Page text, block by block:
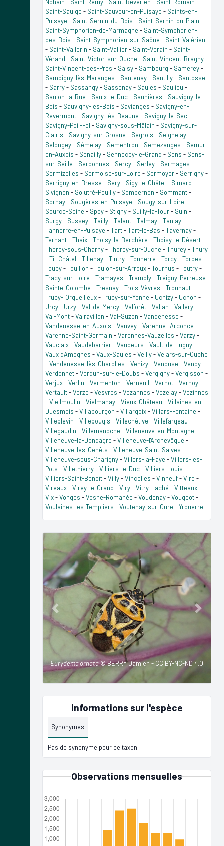
Saint-Saulge - Saint-Sauveur-en-Puisaye - Saints-en-
Puisaye - Saint-Sernin-du-Bois - Saint-Sernin-du-Plain -
Saint-Symphorien-de-Marmagne - Saint-Symphorien-
des-Bois - Saint-Symphorien-sur-Saône - Saint-Valérien
- Saint-Vallerin - Saint-Vallier- Saint-Vérain - Saint-
Vérand - Saint-Victor-sur-Ouche - Saint-Vincent-Bragny-
Saint-Vincent-des-Prés - Saisy- Sambourg - Samerey-
Sampigny-lès-Maranges - Santenay- Santilly- Santosse
- Sarry- Sassangy- Sassenay- Saules - Saulieu -
Saulon-la-Rue - Saulx-le-Duc - Saunières - Sauvigny-le-
Bois - Sauvigny-les-Bois - Savianges - Savigny-en-
Revermont- Savigny-lès-Beaune - Savigny-le-Sec -
Savigny-Poil-Fol - Savigny-sous-Mâlain - Savigny-sur-
Clairis - Savigny-sur-Grosne - Segrois - Seignelay-
Selongey- Sémelay- Sementron - Semezanges - Semur-
en-Auxois - Senailly- Sennecey-le-Grand - Sens - Sens-
sur-Seille - Serbonnes - Sercy- Serley- Sermages -
Sermizelles - Sermoise-sur-Loire - Sermoyer- Serrigny-
Serrigny-en-Bresse - Sery- Sigy-le-Châtel - Simard -
Sivignon - Solutré-Pouilly- Sombernon - Sommant-
Sornay- Sougères-en-Puisaye - Sougy-sur-Loire -
Source-Seine - Spoy- Stigny- Suilly-la-Tour- Suin -
Surgy- Sussey-Tailly-Talant-Talmay-Tanlay-
Tannerre-en-Puisaye -Tart-Tart-le-Bas -Tavernay-
Ternant-Thaix-Thoisy-la-Berchère -Thoisy-le-Désert-
Thorey-sous-Charny-Thorey-sur-Ouche -Thurey-Thury
-Til-Châtel -Tillenay-Tintry-Tonnerre -Torcy-Torpes -
Toucy-Touillon -Toulon-sur-Arroux-Tournus -Toutry-
Tracy-sur-Loire -Tramayes -Trambly-Treigny-Perreuse-
Sainte-Colombe -Tresnay-Trois-Vèvres -Trouhaut-
Trucy-l'Orgueilleux-Trucy-sur-Yonne - Uchizy- Uchon -
Urcy- Urzy-Val-de-Mercy-Valforêt-Vallan -Vallery-
Val-Mont-Valravillon -Val-Suzon -Vandenesse -
Vandenesse-en-Auxois -Vanvey-Varenne-l'Arconce -
Varenne-Saint-Germain -Varennes-Vauzelles -Varzy-
Vauclaix-Vaudebarrier-Vaudeurs -Vault-de-Lugny-
Vaux d'Amognes -Vaux-Saules -Veilly-Velars-sur-Ouche
-Vendenesse-lès-Charolles -Venizy-Venouse -Venoy-
Verdonnet-Verdun-sur-le-Doubs -Vergigny-Vergisson -
Verjux-Verlin -Vermenton -Verneuil -Vernot-Vernoy-
Vertault-Verzé -Vesvres -Vézannes -Vézelay-Vézinnes
-Vieilmoulin -Vielmanay-Vieux-Château -Villaines-en-
Duesmois -Villapourçon -Villargoix-Villars-Fontaine -
Villeblevin -Villebougis -Villechétive -Villefargeau -
Villegaudin -Villemanoche -Villeneuve-en-Montagne -
Villeneuve-la-Dondagre -Villeneuve-l'Archevêque -
Villeneuve-les-Genêts -Villeneuve-Saint-Salves -
Villeneuve-sous-Charigny-Villers-la-Faye -Villers-les-
Pots -Villethierry-Villiers-le-Duc -Villiers-Louis -
Villiers-Saint-Benoît-Villy-Vincelles -Vinneuf-Viré -
Vireaux-Virey-le-Grand -Viry-Vitry-Laché -Vitteaux-
Vix-Vonges -Vosne-Romanée -Voudenay-Vougeot-
Voulaines-les-Templiers -Voutenay-sur-Cure -Yrouerre
Eurydema ornata© BERRY Damien - CC BY-NC-ND 4.0
Previous Next
Informations sur l'espèce
Synonymes
Pas de synonyme pour ce taxon
Observations mensuelles